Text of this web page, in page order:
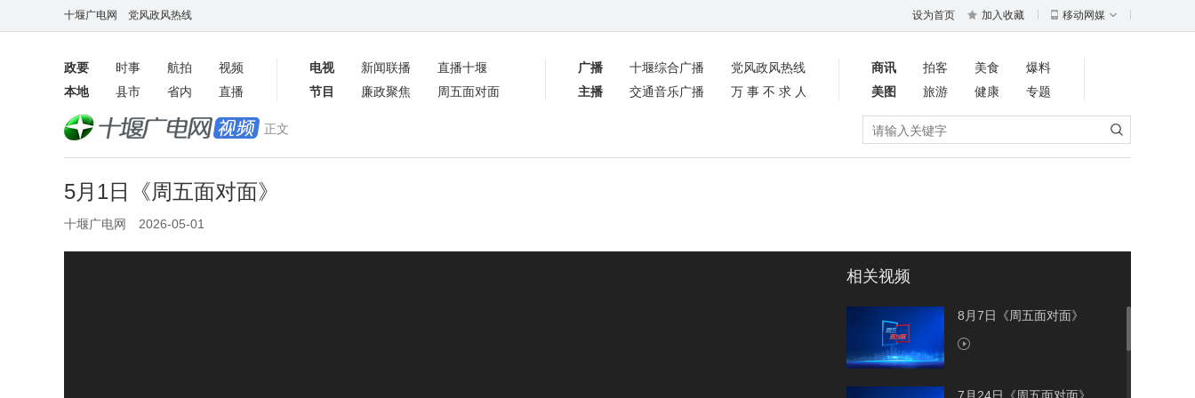
十堰广电网 党风政风热线 设为首页 加入收藏 移动网媒
政要 时事 航拍
视频
本地
县市 省内 直播
电视 新闻联播
直播十堰
节目
廉政聚焦 周五面对面
广播 十堰综合广播
党风政风热线
主播
交通音乐广播 万事不求人
商讯 拍客 美食
爆料
美图
旅游 健康
专题
数字报
正文
5月1日《周五面对面》
十堰广电网 2026-05-01
相关视频
8月7日《周五面对面》